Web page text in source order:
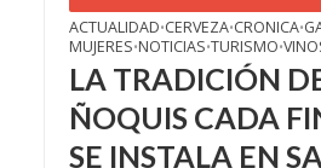
ACTUALIDAD•CERVEZA•CRONICA•
MUJERES•NOTICIAS•TURISMO•
LA TRADICIÓN
ÑOQUIS CADA
SE INSTALA EN